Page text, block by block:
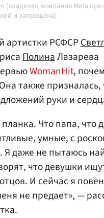
(владелец компания Meta
и запрещена)
артистки РСФСР
ПолинаЛазарева
WomanHit,
также призналась,
руки и
Что папа, что
умные, с
Я даже не пытаюсь
что девушки
И сейчас я
не предает», —